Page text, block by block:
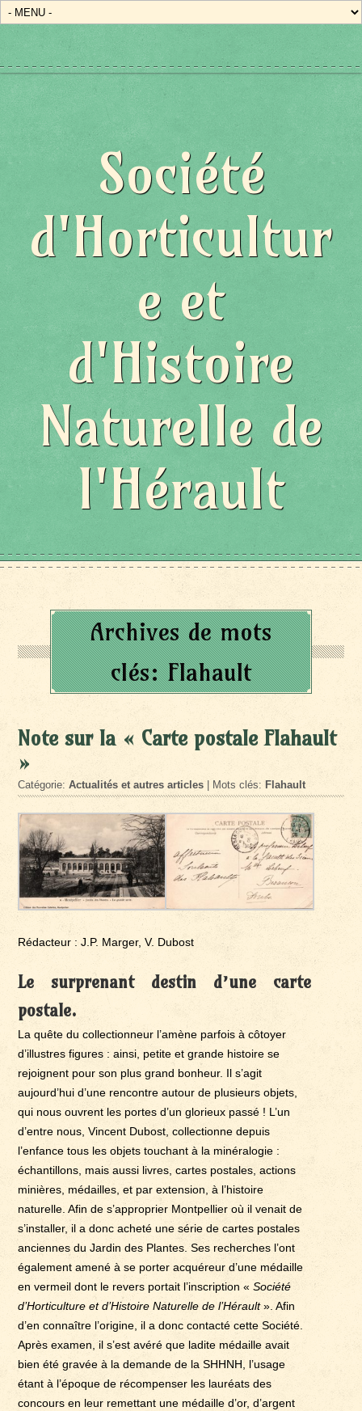
Société
d'Horticultur
e et
d'Histoire
Naturelle de
l'Hérault
Archives de mots
clés:Flahault
Note sur la « Carte postale Flahault
»
Catégorie:Actualités et autres articles | Mots clés: Flahault
Rédacteur : J.P. Marger, V. Dubost
Le surprenant destin d’une carte
postale.
La quête du collectionneur l’amène parfois à côtoyer
d’illustres figures : ainsi, petite et grande histoire se
rejoignent pour son plus grand bonheur. Il s’agit
aujourd’hui d’une rencontre autour de plusieurs objets,
qui nous ouvrent les portes d’un glorieux passé ! L’un
d’entre nous, Vincent Dubost, collectionne depuis
l’enfance tous les objets touchant à la minéralogie :
échantillons, mais aussi livres, cartes postales, actions
minières, médailles, et par extension, à l’histoire
naturelle. Afin de s’approprier Montpellier où il venait de
s’installer, il a donc acheté une série de cartes postales
anciennes du Jardin des Plantes. Ses recherches l’ont
également amené à se porter acquéreur d’une médaille
en vermeil dont le revers portait l’inscription «Société
d’Horticulture et d’Histoire Naturelle de l’Hérault». Afin
d’en connaître l’origine, il a donc contacté cette Société.
Après examen, il s’est avéré que ladite médaille avait
bien été gravée à la demande de la SHHNH, l’usage
étant à l’époque de récompenser les lauréats des
concours en leur remettant une médaille d’or, d’argent